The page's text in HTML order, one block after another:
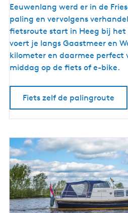
i
e
t
s
r
o
n
g
s
d
e
h
Eeuwenlang werd er in de
paling en vervolgens
fietsroute start in Heeg bij het
voert je langs Gaastmeer en
kilometer en daarmee perfect
middag op de fiets of e-bike.
Fiets zelf de palingroute